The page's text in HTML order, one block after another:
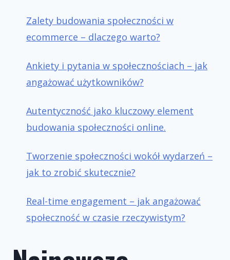
Zalety budowania społeczności w
ecommerce – dlaczego warto?
Ankiety i pytania w społecznościach – jak
angażować użytkowników?
Autentyczność jako kluczowy element
budowania społeczności online.
Tworzenie społeczności wokół wydarzeń –
jak to zrobić skutecznie?
Real-time engagement – jak angażować
społeczność w czasie rzeczywistym?